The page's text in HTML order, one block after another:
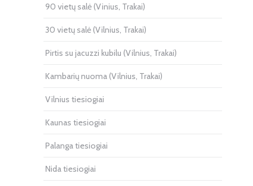
90 vietų salė (Vinius, Trakai)
30 vietų salė (Vilnius, Trakai)
Pirtis su jacuzzi kubilu (Vilnius, Trakai)
Kambarių nuoma (Vilnius, Trakai)
Vilnius tiesiogiai
Kaunas tiesiogiai
Palanga tiesiogiai
Nida tiesiogiai